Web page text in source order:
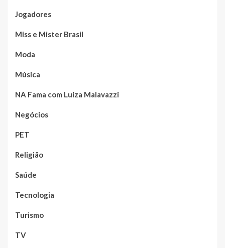
Jogadores
Miss e Mister Brasil
Moda
Música
NA Fama com Luiza Malavazzi
Negócios
PET
Religião
Saúde
Tecnologia
Turismo
TV